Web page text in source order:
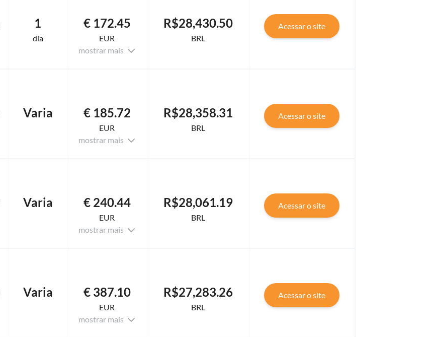
1
dia
€ 172.45
EUR
mostrar mais
R$28,430.50
BRL
Acessar o site
Varia € 185.72
EUR
mostrar mais
R$28,358.31
BRL
Acessar o site
Varia € 240.44
EUR
mostrar mais
R$28,061.19
BRL
Acessar o site
Varia € 387.10
EUR
mostrar mais
R$27,283.26
BRL
Acessar o site